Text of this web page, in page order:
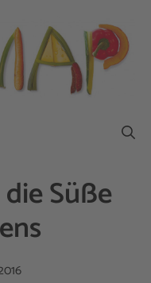
Süße